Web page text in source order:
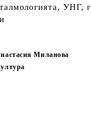
УНГ,
Миланова